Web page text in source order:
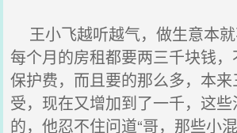
王小飞越听越气，做生意本
每个月的房租都要两三千块钱
保护费，而且要的那么多，本
受，现在又增加到了一千，这
的，他忍不住问道“哥，那些小